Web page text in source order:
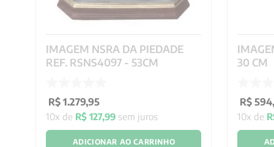
IMAGEM NSRA DA PIEDADE
REF. RSNS4097 - 53CM
R$ 1.279,95
10x de R$ 127,99 sem juros
ADICIONAR AO CARRINHO
30 CM
R$ 594,
10x de